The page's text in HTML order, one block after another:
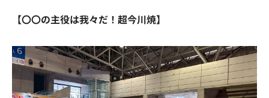
【〇〇の主役は我々だ！超今川焼】